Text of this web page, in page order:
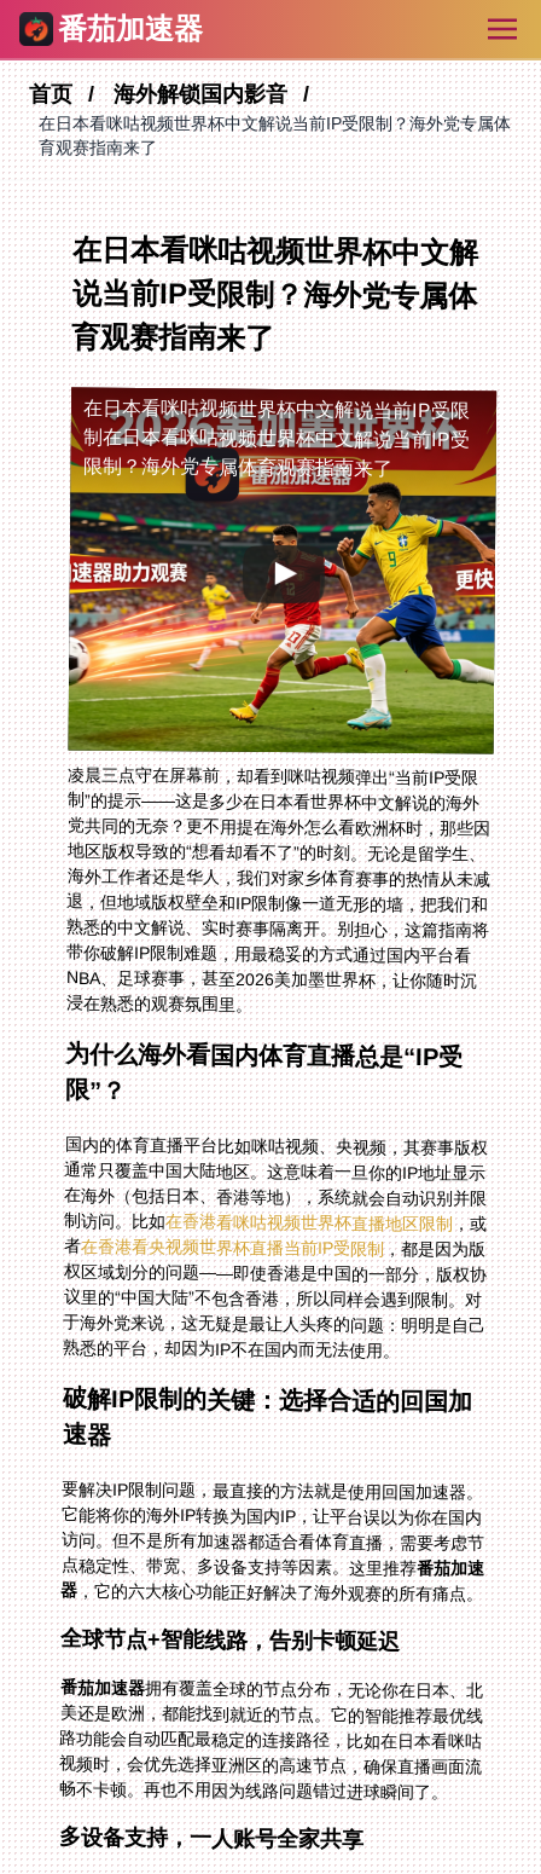
番茄加速器
首页 海外解锁国内影音
在日本看咪咕视频世界杯中文解说当前IP受限制？海外党专属体
育观赛指南来了
在日本看咪咕视频世界杯中文解
说当前IP受限制？海外党专属体
育观赛指南来了
在日本看咪咕视频世界杯中文解说当前IP受限
制在日本看咪咕视频世界杯中文解说当前IP受
限制？海外党专属体育观赛指南来了
凌晨三点守在屏幕前，却看到咪咕视频弹出“当前IP受限
制”的提示——这是多少在日本看世界杯中文解说的海外
党共同的无奈？更不用提在海外怎么看欧洲杯时，那些因
地区版权导致的“想看却看不了”的时刻。无论是留学生、
海外工作者还是华人，我们对家乡体育赛事的热情从未减
退，但地域版权壁垒和IP限制像一道无形的墙，把我们和
熟悉的中文解说、实时赛事隔离开。别担心，这篇指南将
带你破解IP限制难题，用最稳妥的方式通过国内平台看
NBA、足球赛事，甚至2026美加墨世界杯，让你随时沉
浸在熟悉的观赛氛围里。
为什么海外看国内体育直播总是“IP受
限”？
国内的体育直播平台比如咪咕视频、央视频，其赛事版权
通常只覆盖中国大陆地区。这意味着一旦你的IP地址显示
在海外（包括日本、香港等地），系统就会自动识别并限
制访问。比如在香港看咪咕视频世界杯直播地区限制，或
者在香港看央视频世界杯直播当前IP受限制，都是因为版
权区域划分的问题——即使香港是中国的一部分，版权协
议里的“中国大陆”不包含香港，所以同样会遇到限制。对
于海外党来说，这无疑是最让人头疼的问题：明明是自己
熟悉的平台，却因为IP不在国内而无法使用。
破解IP限制的关键：选择合适的回国加
速器
要解决IP限制问题，最直接的方法就是使用回国加速器。
它能将你的海外IP转换为国内IP，让平台误以为你在国内
访问。但不是所有加速器都适合看体育直播，需要考虑节
点稳定性、带宽、多设备支持等因素。这里推荐番茄加速
器，它的六大核心功能正好解决了海外观赛的所有痛点。
全球节点+智能线路，告别卡顿延迟
番茄加速器拥有覆盖全球的节点分布，无论你在日本、北
美还是欧洲，都能找到就近的节点。它的智能推荐最优线
路功能会自动匹配最稳定的连接路径，比如在日本看咪咕
视频时，会优先选择亚洲区的高速节点，确保直播画面流
畅不卡顿。再也不用因为线路问题错过进球瞬间了。
多设备支持，一人账号全家共享